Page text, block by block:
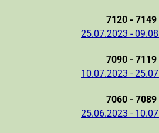
7120 - 7149
25.07.2023 -
7090 - 7119
10.07.2023 -
7060 - 7089
25.06.2023 -